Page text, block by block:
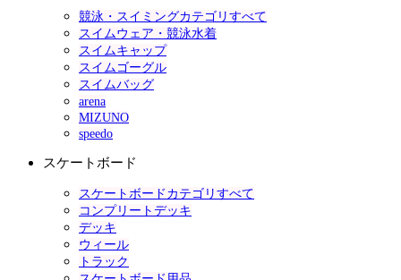
競泳・スイミングカテゴリすべて
スイムウェア・競泳水着
スイムキャップ
スイムゴーグル
スイムバッグ
arena
MIZUNO
speedo
スケートボード
スケートボードカテゴリすべて
コンプリートデッキ
デッキ
ウィール
トラック